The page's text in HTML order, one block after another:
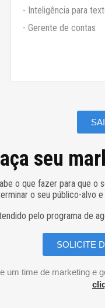
- Inteligência para
- Gerente de contas
seu
o que fazer para que o
o seu público-alvo
pelo programa de
SOLICITE
um time de marketing e